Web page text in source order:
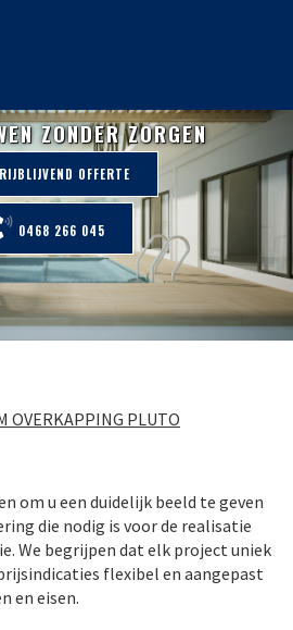
ZONDER ZORGEN
OFFERTE
0468 266 045
OVERKAPPING PLUTO
om u een duidelijk beeld te geven
die nodig is voor de realisatie
We begrijpen dat elk project uniek
flexibel en aangepast
en eisen.